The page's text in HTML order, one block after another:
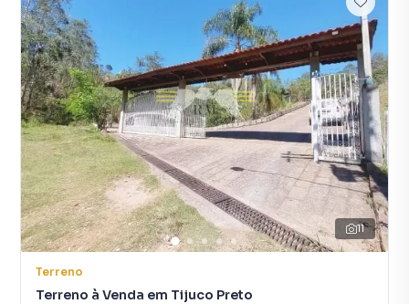
11
Terreno
Terreno à Venda em Tijuco Preto